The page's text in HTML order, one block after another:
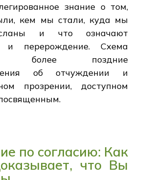
знание о том,
кем мы стали, куда мы
и что означают
и перерождение. Схема
более поздние
об отчуждении и
прозрении, доступном
по согласию: Как
что Вы